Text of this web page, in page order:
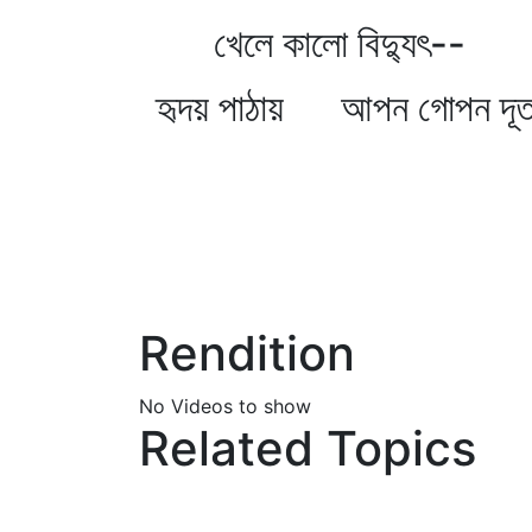
খেলে কালো বিদ্যুৎ--
হৃদয় পাঠায় আপন গোপন
Rendition
No Videos to show
Related Topics